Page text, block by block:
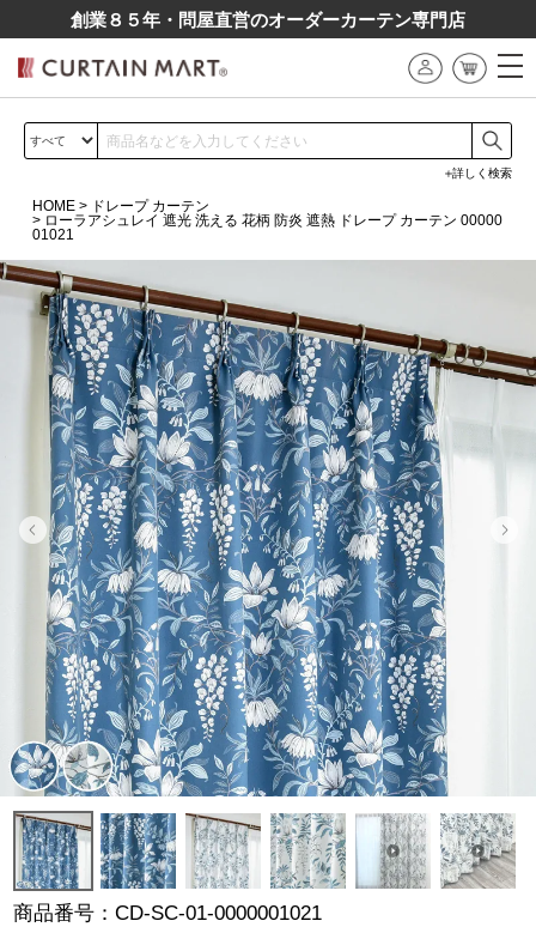
創業８５年・問屋直営のオーダーカーテン専⾨店
詳しく検索
HOME
ドレープ カーテン
ローラアシュレイ 遮光 洗える 花柄 防炎 遮熱 ドレープ カーテン 00000
01021
商品番号 CD-SC-01-0000001021